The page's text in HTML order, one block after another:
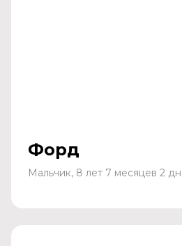
Форд
Мальчик, 8 лет 7 месяцев 2